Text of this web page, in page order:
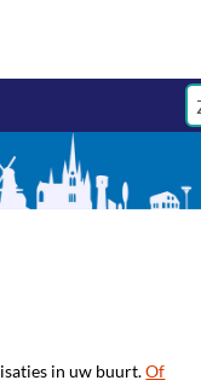
in uw buurt.Of